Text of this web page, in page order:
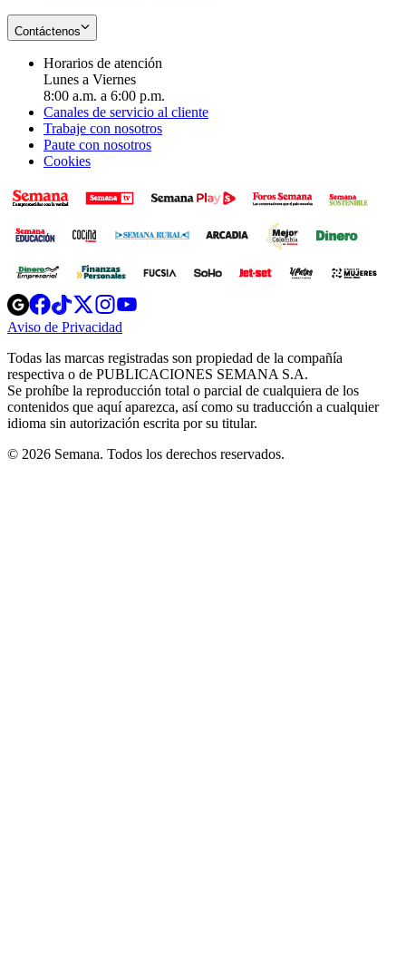
Contáctenos
Horarios de atención
Lunes a Viernes
8:00 a.m. a 6:00 p.m.
Canales de servicio al cliente
Trabaje con nosotros
Paute con nosotros
Cookies
Opens
in
new
Opens
in
new
Opens
in
new
window
Opens
new
windowwindow
Aviso de Privacidad
new
window
Todas las marcas registradas son propiedad de la compañía
respectiva o de PUBLICACIONES SEMANA S.A.
Se prohíbe la reproducción total o parcial de cualquiera de los
contenidos que aquí aparezca, así como su traducción a cualquier
idioma sin autorización escrita por su titular.
© 2026 Semana. Todos los derechos reservados.